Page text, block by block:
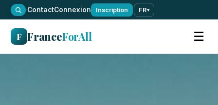
·ContactConnexion Inscription FR▾
F FranceForAll ☰